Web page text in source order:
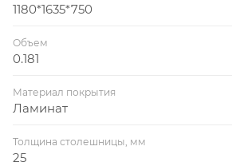
1180*1635*750
Объем
0.181
Материал покрытия
Ламинат
Толщина столешницы, мм
25